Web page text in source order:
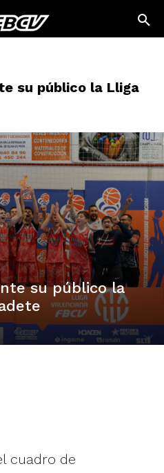
su público la Lliga
su público la
cuadro de